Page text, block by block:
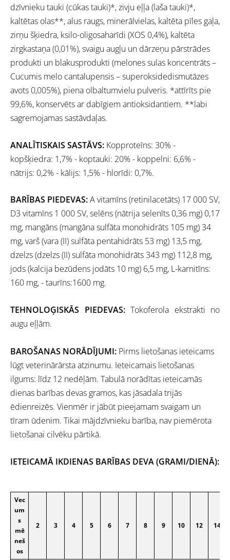
dzīvnieku tauki (cūkas tauki)*, zivju eļļa (laša tauki)*,
kaltētas olas**, alus raugs, minerālvielas, kaltēta pīles gaļa,
zirņu šķiedra, ksilo-oligosaharīdi (XOS 0,4%), kaltēta
zirgkastaņa (0,01%), svaigu augļu un dārzeņu pārstrādes
produkti un blakusprodukti (melones sulas koncentrāts –
Cucumis melo cantalupensis – superoksidedismutāzes
avots 0,005%), piena olbaltumvielu pulveris. *attīrīts pie
99,6%, konservēts ar dabīgiem antioksidantiem. **labi
sagremojamas sastāvdaļas.
ANALĪTISKAIS SASTĀVS: Kopproteīns: 30% -
kopšķiedra: 1,7% - koptauki: 20% - koppelni: 6,6% -
nātrijs: 0,2% - kālijs: 1,5% - hlorīdi: 0,7%.
BARĪBAS PIEDEVAS:A vitamīns (retinilacetāts) 17 000 SV,
D3 vitamīns 1 000 SV, selēns (nātrija selenīts 0,36 mg) 0,17
mg, mangāns (mangāna sulfāta monohidrāts 105 mg) 34
mg, varš (vara (II) sulfāta pentahidrāts 53 mg) 13,5 mg,
dzelzs (dzelzs (II) sulfāta monohidrāts 343 mg) 112,8 mg,
jods (kalcija bezūdens jodāts 10 mg) 6,5 mg, L-karnitīns:
160 mg, - taurīns:1600 mg.
TEHNOLOĢISKĀS PIEDEVAS: Tokoferola ekstrakti no
augu eļļām.
BAROŠANAS NORĀDĪJUMI: Pirms lietošanas ieteicams
lūgt veterinārārsta atzinumu. Ieteicamais lietošanas
ilgums: līdz 12 nedēļām. Tabulā norādītas ieteicamās
dienas barības devas gramos, kas jāsadala trijās
ēdienreizēs. Vienmēr ir jābūt pieejamam svaigam un
tīram ūdenim. Tikai mājdzīvnieku barība, nav piemērota
lietošanai cilvēku pārtikā.
IETEICAMĀ IKDIENAS BARĪBAS DEVA (GRAMI/DIENĀ):
Vec
um
s
mē
neš
os
2 3 4 5 6 7 8 9 10 12 14